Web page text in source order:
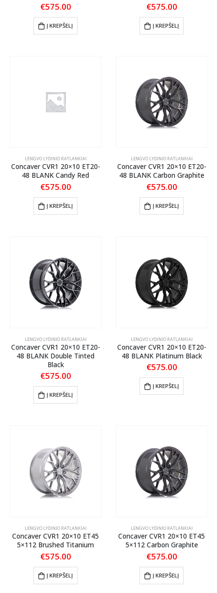
€575.00
Į KREPŠELĮ
€575.00
Į KREPŠELĮ
LENGVO LYDINIO RATLANKIAI
Concaver CVR1 20×10 ET20-
48 BLANK Candy Red
€575.00
Į KREPŠELĮ
LENGVO LYDINIO RATLANKIAI
Concaver CVR1 20×10 ET20-
48 BLANK Carbon Graphite
€575.00
Į KREPŠELĮ
LENGVO LYDINIO RATLANKIAI
Concaver CVR1 20×10 ET20-
48 BLANK Double Tinted
Black
€575.00
Į KREPŠELĮ
LENGVO LYDINIO RATLANKIAI
Concaver CVR1 20×10 ET20-
48 BLANK Platinum Black
€575.00
Į KREPŠELĮ
LENGVO LYDINIO RATLANKIAI
Concaver CVR1 20×10 ET45
5×112 Brushed Titanium
€575.00
Į KREPŠELĮ
LENGVO LYDINIO RATLANKIAI
Concaver CVR1 20×10 ET45
5×112 Carbon Graphite
€575.00
Į KREPŠELĮ